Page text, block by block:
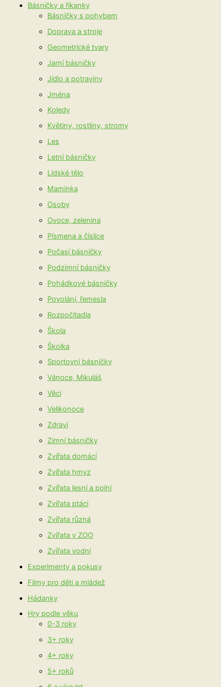
Básničky a říkanky
Básničky s pohybem
Doprava a stroje
Geometrické tvary
Jarní básničky
Jídlo a potraviny
Jména
Koledy
Květiny, rostliny, stromy
Les
Letní básničky
Lidské tělo
Maminka
Osoby
Ovoce, zelenina
Písmena a číslice
Počasí básničky
Podzimní básničky
Pohádkové básničky
Povolání, řemesla
Rozpočítadla
Škola
Školka
Sportovní básničky
Vánoce, Mikuláš
Věci
Velikonoce
Zdraví
Zimní básničky
Zvířata domácí
Zvířata hmyz
Zvířata lesní a polní
Zvířata ptáci
Zvířata různá
Zvířata v ZOO
Zvířata vodní
Experimenty a pokusy
Filmy pro děti a mládež
Hádanky
Hry podle věku
0-3 roky
3+ roky
4+ roky
5+ roků